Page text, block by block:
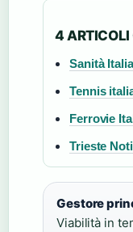
4 ARTICOLI
Sanità
Tennis
Ferrovie
Trieste
Gestore
Viabilità in